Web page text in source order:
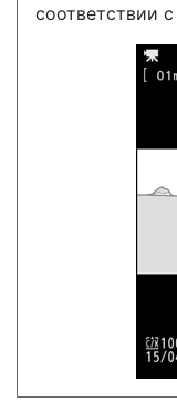
соответствии